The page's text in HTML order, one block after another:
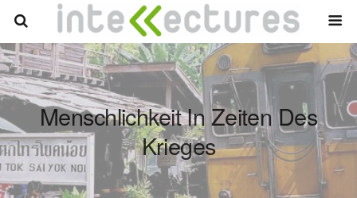
Menschlichkeit In Zeiten Des
Krieges